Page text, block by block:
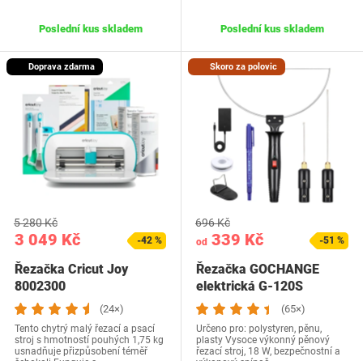
Poslední kus skladem Poslední kus skladem
Doprava zdarma
3 049 Kč
5 280 Kč
-42 %
Řezačka Cricut Joy
8002300
(24×)
Tento chytrý malý řezací a psací
stroj s hmotností pouhých 1,75 kg
usnadňuje přizpůsobení téměř
Skoro za polovic
od 339 Kč
696 Kč
-51 %
Řezačka GOCHANGE
elektrická G-120S
(65×)
Určeno pro: polystyren, pěnu,
plasty Vysoce výkonný pěnový
řezací stroj, 18 W, bezpečnostní a